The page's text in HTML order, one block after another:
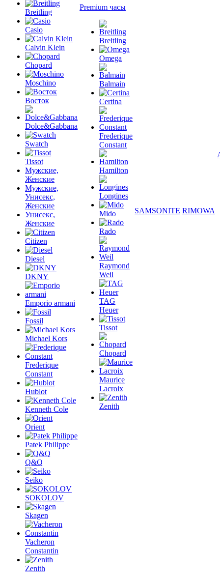
Breitling
Casio
Calvin Klein
Chopard
Moschino
Восток
Dolce&Gabbana
Swatch
Tissot
Мужские,
Женские
Мужские,
Унисекс,
Женские
Унисекс,
Женские
Citizen
Diesel
DKNY
Emporio armani
Fossil
Michael Kors
Frederique
Constant
Hublot
Kenneth Cole
Orient
Patek Philippe
Q&Q
Seiko
SOKOLOV
Skagen
Vacheron
Constantin
Zenith
Premium часы
Breitling
Omega
Balmain
Certina
Frederique
Constant
Hamilton
Longines
Mido
Rado
Raymond
Weil
TAG
Heuer
Tissot
Chopard
Maurice
Lacroix
Zenith
SAMSONITE RIMOWA